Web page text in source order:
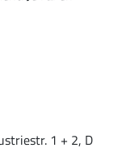
1 + 2, D